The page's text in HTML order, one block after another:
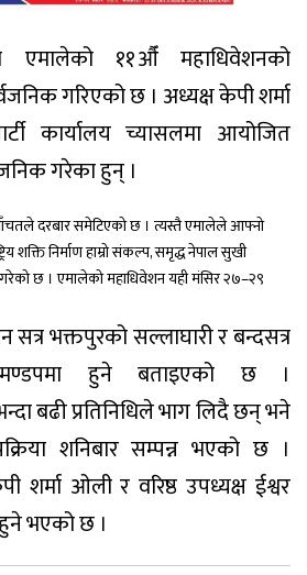
एमालेको ११औँ महाधिवेशनको
गरिएको छ । अध्यक्ष केपी शर्मा
कार्यालय च्यासलमा आयोजित
गरेका हुन् ।
पाँचतले दरबार समेटिएको छ । त्यस्तै एमालेले आफ्नो
शक्ति निर्माण हाम्रो संकल्प, समृद्ध नेपाल सुखी
गरेको छ । एमालेको महाधिवेशन यही मंसिर २७–२९
भक्तपुरको सल्लाघारी र बन्दसत्र
हुने बताइएको छ ।
बढी प्रतिनिधिले भाग लिदै छन् भने
शनिबार सम्पन्न भएको छ ।
शर्मा ओली र वरिष्ठ उपध्यक्ष ईश्वर
हुने भएको छ ।